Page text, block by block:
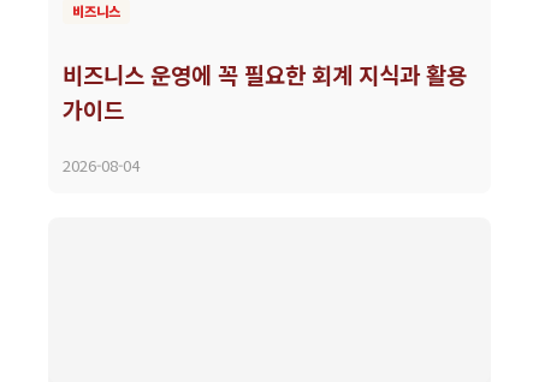
비즈니스
비즈니스 운영에 꼭 필요한 회계 지식과 활용
가이드
2026-08-04